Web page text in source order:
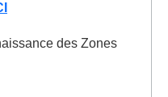
des Zones